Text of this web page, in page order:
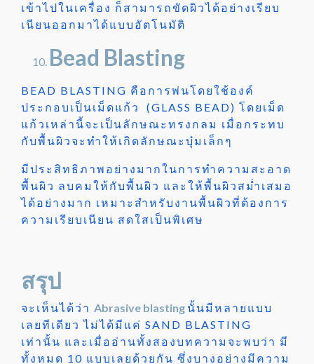
เข้าไปในเครื่อง ก็สามารถขัดผิวได้อย่างเรียบ
เนียนออกมาได้แบบอัตโนมัติ
Bead Blasting
BEAD BLASTING คือการพ่นโดยใช้องค์
ประกอบเป็นเม็ดแก้ว (GLASS BEAD) โดยเม็ด
แก้วเหล่านี้จะเป็นลักษณะทรงกลม เมื่อกระทบ
กับพื้นผิวจะทำให้เกิดลักษณะบุ๋มเล็กๆ
มีประสิทธิภาพอย่างมากในการทำความสะอาด
พื้นผิว ลบคมให้กับพื้นผิว และให้พื้นผิวสม่ำเสมอ
ได้อย่างมาก เหมาะสำหรับงานพื้นผิวที่ต้องการ
ความเรียบเนียน สดใสเป็นพิเศษ
สรุป
จะเห็นได้ว่า Abrasive blasting นั้นมีหลายแบบ
เลยทีเดียว ไม่ได้มีแค่ SAND BLASTING
เท่านั้น และเมื่ออ่านทั้งสองบทความจะพบว่า มี
ทั้งหมด 10 แบบเลยด้วยกัน ซึ่งบางอย่างมีความ